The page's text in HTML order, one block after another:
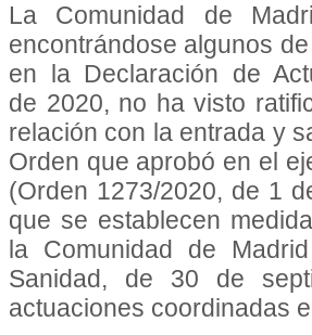
La Comunidad de
encontrándose algunos
en la Declaración de
de 2020, no ha visto
relación con la entrada y
Orden que aprobó en el
(Orden 1273/2020, de 1
que se establecen
la Comunidad de
Sanidad, de 30 de
actuaciones coordinadas